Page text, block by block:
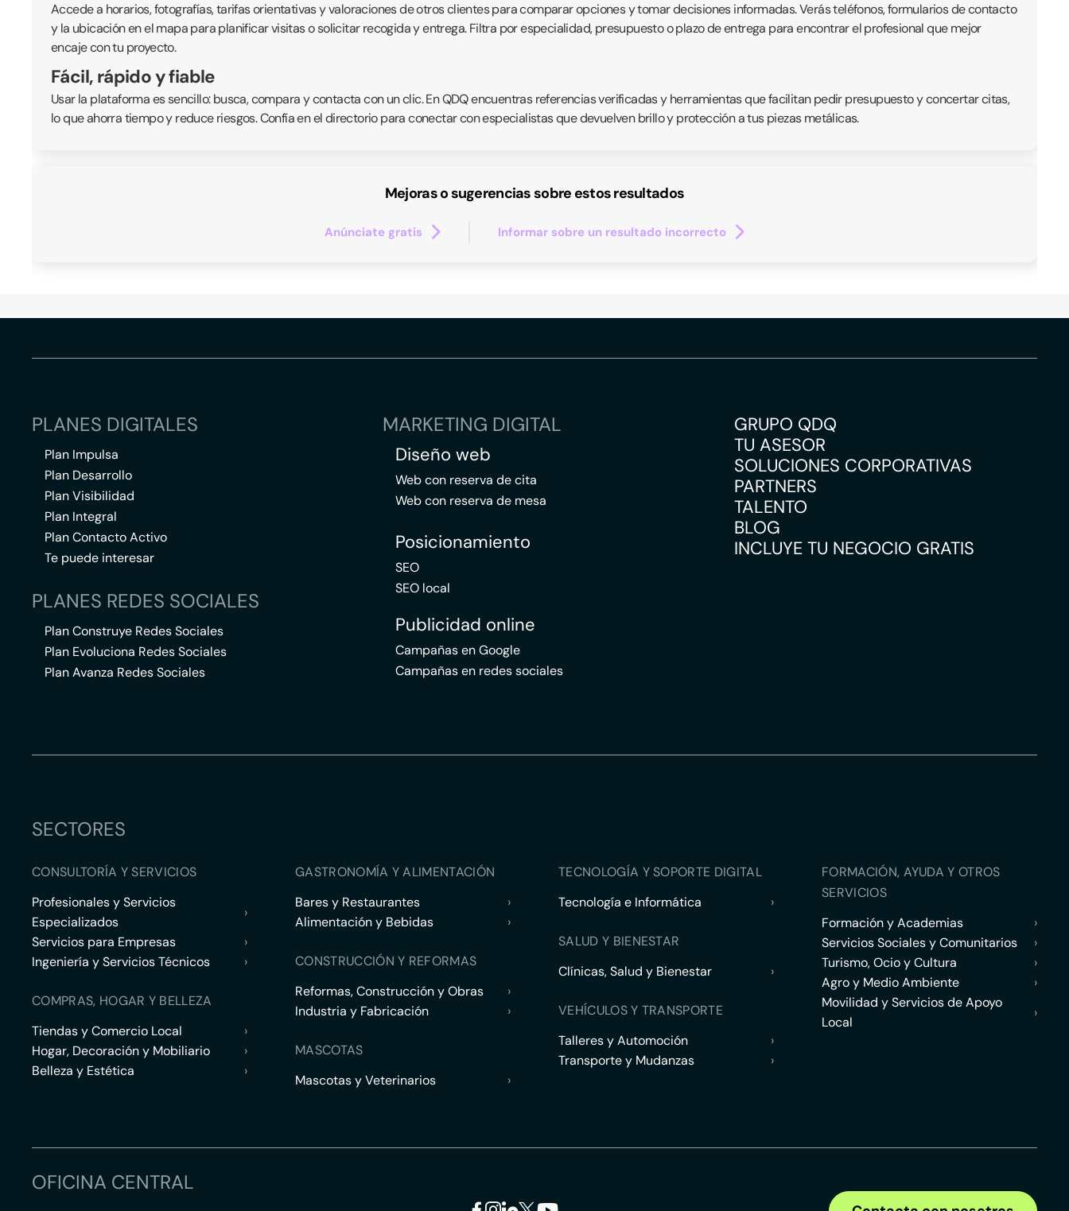
Accede a horarios, fotografías, tarifas orientativas y valoraciones de otros clientes para comparar opciones y tomar decisiones informadas. Verás teléfonos, formularios de contacto
y la ubicación en el mapa para planificar visitas o solicitar recogida y entrega. Filtra por especialidad, presupuesto o plazo de entrega para encontrar el profesional que mejor
encaje con tu proyecto.
Fácil, rápido y fiable
Usar la plataforma es sencillo: busca, compara y contacta con un clic. En QDQ encuentras referencias verificadas y herramientas que facilitan pedir presupuesto y concertar citas,
lo que ahorra tiempo y reduce riesgos. Confía en el directorio para conectar con especialistas que devuelven brillo y protección a tus piezas metálicas.
Mejoras o sugerencias sobre estos resultados
Anúnciate gratis Informar sobre un resultado incorrecto
PLANES DIGITALES
Plan Impulsa
Plan Desarrollo
Plan Visibilidad
Plan Integral
Plan Contacto Activo
Te puede interesar
PLANES REDES SOCIALES
Plan Construye Redes Sociales
Plan Evoluciona Redes Sociales
Plan Avanza Redes Sociales
MARKETING DIGITAL
Diseño web
Web con reserva de cita
Web con reserva de mesa
Posicionamiento
SEO
SEO local
Publicidad online
Campañas en Google
Campañas en redes sociales
GRUPO QDQ
TU ASESOR
SOLUCIONES CORPORATIVAS
PARTNERS
TALENTO
BLOG
INCLUYE TU NEGOCIO GRATIS
SECTORES
CONSULTORÍA Y SERVICIOS
Profesionales y Servicios
Especializados
›
Servicios para Empresas
›
Ingeniería y Servicios Técnicos
›
COMPRAS, HOGAR Y BELLEZA
Tiendas y Comercio Local
›
Hogar, Decoración y Mobiliario
›
Belleza y Estética
›
GASTRONOMÍA Y ALIMENTACIÓN
Bares y Restaurantes
›
Alimentación y Bebidas
›
CONSTRUCCIÓN Y REFORMAS
Reformas, Construcción y Obras
›
Industria y Fabricación
›
MASCOTAS
Mascotas y Veterinarios
›
TECNOLOGÍA Y SOPORTE DIGITAL
Tecnología e Informática
›
SALUD Y BIENESTAR
Clínicas, Salud y Bienestar
›
VEHÍCULOS Y TRANSPORTE
Talleres y Automoción
›
Transporte y Mudanzas
›
FORMACIÓN, AYUDA Y OTROS
SERVICIOS
Formación y Academias
›
Servicios Sociales y Comunitarios
›
Turismo, Ocio y Cultura
›
Agro y Medio Ambiente
›
Movilidad y Servicios de Apoyo
Local
›
OFICINA CENTRAL